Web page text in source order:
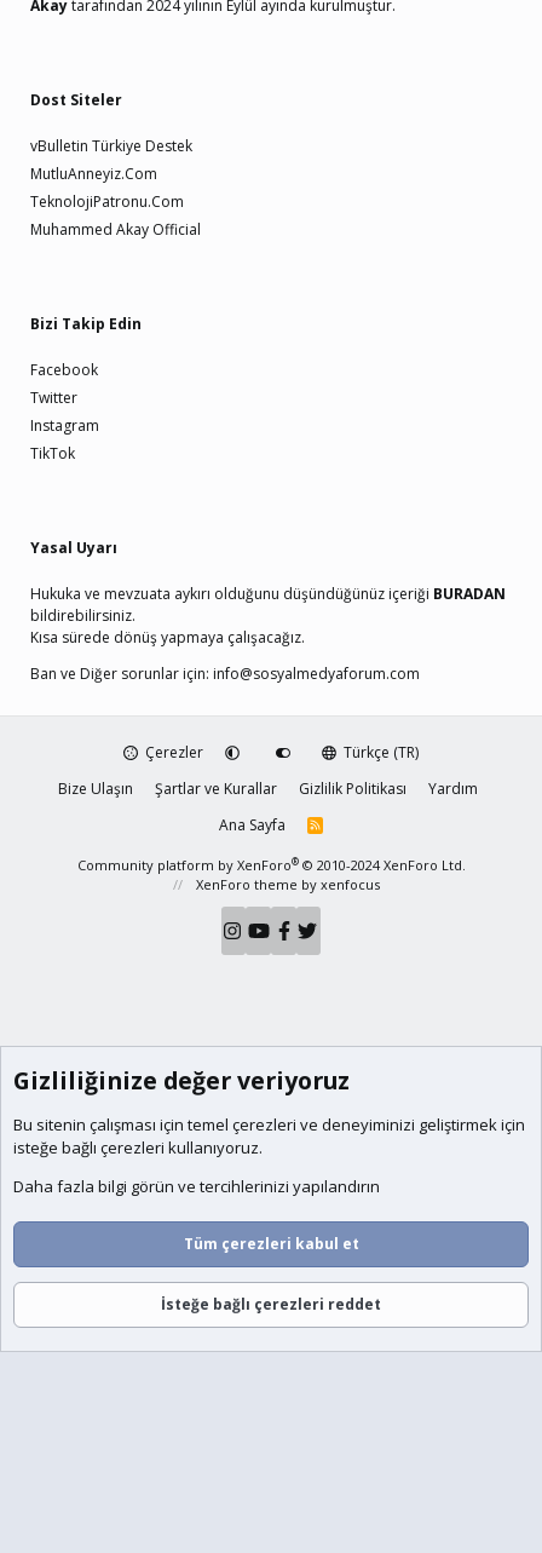
Akaytarafından 2024 yılının Eylül ayında kurulmuştur.
Dost Siteler
vBulletin Türkiye Destek
MutluAnneyiz.Com
TeknolojiPatronu.Com
Muhammed Akay Official
Bizi Takip Edin
Facebook
Twitter
Instagram
TikTok
Yasal Uyarı
Hukuka ve mevzuata aykırı olduğunu düşündüğünüz içeriği BURADAN
bildirebilirsiniz.
Kısa sürede dönüş yapmaya çalışacağız.
Ban ve Diğer sorunlar için: info@sosyalmedyaforum.com
Çerezler
Türkçe (TR)
Bize Ulaşın
Şartlar ve Kurallar Gizlilik Politikası
Yardım
Ana Sayfa
R
S
Community platform by XenForo® © 2010-2024 XenForo Ltd.
XenForo theme by xenfocus
Gizliliğinize değer veriyoruz
Bu sitenin çalışması için temel çerezleri ve deneyiminizi geliştirmek için
isteğe bağlı çerezleri kullanıyoruz.
Daha fazla bilgi görün ve tercihlerinizi yapılandırın
Tüm çerezleri kabul et
İsteğe bağlı çerezleri reddet